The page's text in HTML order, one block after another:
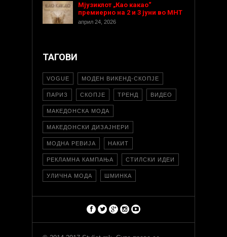
Мјузиклот „Као какао“
премиерно на 2 и 3 јуни во МНТ
април 24, 2026
ТАГОВИ
VOGUE МОДЕН ВИКЕНД-СКОПЈЕ
ПАРИЗ СКОПЈЕ ТРЕНД ВИДЕО
МАКЕДОНСКА МОДА
МАКЕДОНСКИ ДИЗАЈНЕРИ
МОДНА РЕВИЈА НАКИТ
РЕКЛАМНА КАМПАЊА СТИЛСКИ ИДЕИ
УЛИЧНА МОДА ШМИНКА